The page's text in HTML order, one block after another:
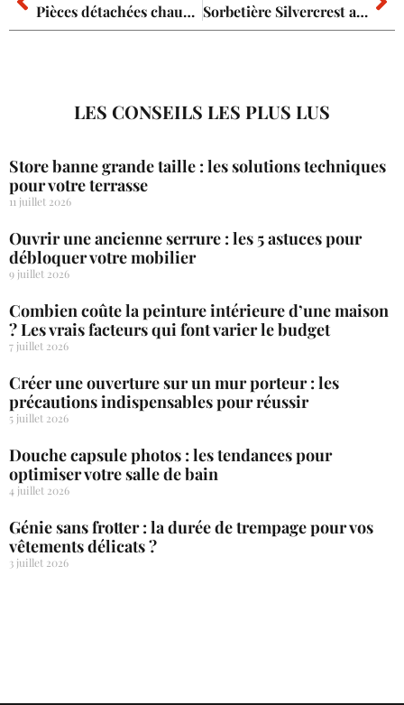
Pièces détachées chaudières gaz : identifier les bons composants en SAV Sorbetière Silvercrest avis : le rapport qualité prix est-il réellement avantageux ?
LES CONSEILS LES PLUS LUS
Store banne grande taille : les solutions techniques
pour votre terrasse
11 juillet 2026
Ouvrir une ancienne serrure : les 5 astuces pour
débloquer votre mobilier
9 juillet 2026
Combien coûte la peinture intérieure d’une maison
? Les vrais facteurs qui font varier le budget
7 juillet 2026
Créer une ouverture sur un mur porteur : les
précautions indispensables pour réussir
5 juillet 2026
Douche capsule photos : les tendances pour
optimiser votre salle de bain
4 juillet 2026
Génie sans frotter : la durée de trempage pour vos
vêtements délicats ?
3 juillet 2026